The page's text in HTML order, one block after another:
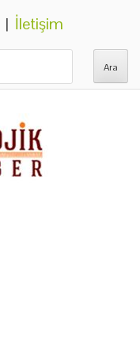
| İletişim